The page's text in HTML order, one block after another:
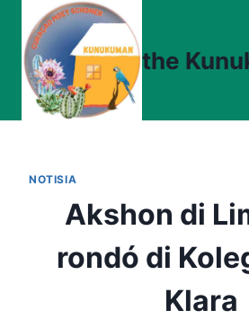
content
the
NOTISIA
Akshon di
rondó di
Klara